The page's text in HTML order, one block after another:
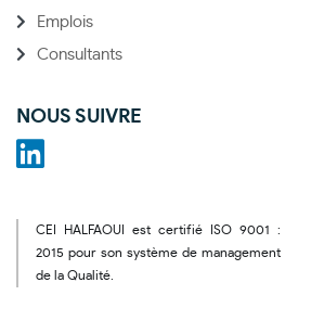
Emplois
Consultants
NOUS SUIVRE
CEI HALFAOUI est certifié ISO 9001 :
2015 pour son système de management
de la Qualité.